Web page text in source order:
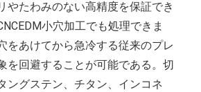
やたわみのない高精度を保証でき
小穴加工でも処理できま
をあけてから急冷する従来のプレ
を回避することが可能である。切
ングステン、チタン、インコネ